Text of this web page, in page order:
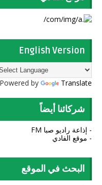
English Version
Powered by Translate
شركائنا أيضاً
- إذاعة راديو صبا FM
- موقع الفادي
البحث في الموقع